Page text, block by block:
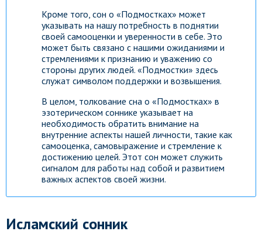
Кроме того, сон о «Подмостках» может
указывать на нашу потребность в поднятии
своей самооценки и уверенности в себе. Это
может быть связано с нашими ожиданиями и
стремлениями к признанию и уважению со
стороны других людей. «Подмостки» здесь
служат символом поддержки и возвышения.
В целом, толкование сна о «Подмостках» в
эзотерическом соннике указывает на
необходимость обратить внимание на
внутренние аспекты нашей личности, такие как
самооценка, самовыражение и стремление к
достижению целей. Этот сон может служить
сигналом для работы над собой и развитием
важных аспектов своей жизни.
Исламский сонник